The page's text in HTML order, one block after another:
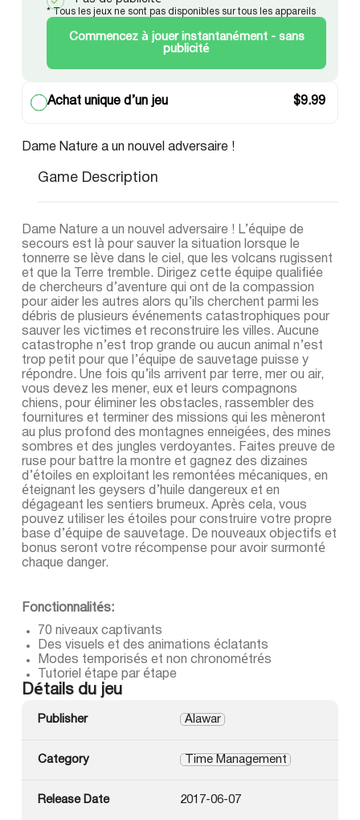
* Tous les jeux ne sont pas disponibles sur tous les appareils
Commencez à jouer instantanément - sans
publicité
Achat unique d’un jeu $9.99
Dame Nature a un nouvel adversaire !
Game Description
Dame Nature a un nouvel adversaire ! L’équipe de
secours est là pour sauver la situation lorsque le
tonnerre se lève dans le ciel, que les volcans rugissent
et que la Terre tremble. Dirigez cette équipe qualifiée
de chercheurs d’aventure qui ont de la compassion
pour aider les autres alors qu’ils cherchent parmi les
débris de plusieurs événements catastrophiques pour
sauver les victimes et reconstruire les villes. Aucune
catastrophe n’est trop grande ou aucun animal n’est
trop petit pour que l’équipe de sauvetage puisse y
répondre. Une fois qu’ils arrivent par terre, mer ou air,
vous devez les mener, eux et leurs compagnons
chiens, pour éliminer les obstacles, rassembler des
fournitures et terminer des missions qui les mèneront
au plus profond des montagnes enneigées, des mines
sombres et des jungles verdoyantes. Faites preuve de
ruse pour battre la montre et gagnez des dizaines
d’étoiles en exploitant les remontées mécaniques, en
éteignant les geysers d’huile dangereux et en
dégageant les sentiers brumeux. Après cela, vous
pouvez utiliser les étoiles pour construire votre propre
base d’équipe de sauvetage. De nouveaux objectifs et
bonus seront votre récompense pour avoir surmonté
chaque danger.
Fonctionnalités:
70 niveaux captivants
Des visuels et des animations éclatants
Modes temporisés et non chronométrés
Tutoriel étape par étape
Détails du jeu
Publisher Alawar
Category Time Management
Release Date 2017-06-07